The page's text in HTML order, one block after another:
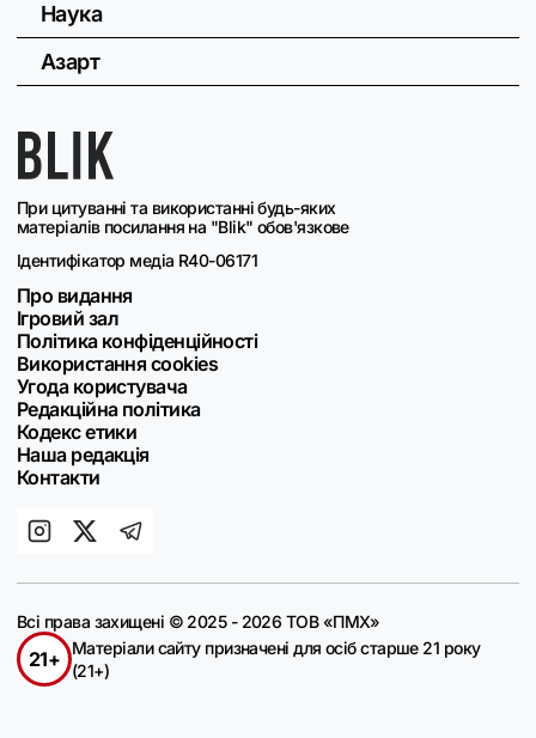
При цитуванні та використанні будь-яких
матеріалів посилання на "Blik" обов'язкове
Ідентифікатор медіа R40-06171
Про видання
Ігровий зал
Політика конфіденційності
Використання cookies
Угода користувача
Редакційна політика
Кодекс етики
Наша редакція
Контакти
Наука
Азарт
Всі права захищені © 2025 - 2026 ТОВ «ПМХ»
21+
Матеріали сайту призначені для осіб старше 21 року
(21+)